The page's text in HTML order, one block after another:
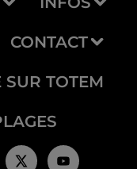
CONTACT
TOTEM